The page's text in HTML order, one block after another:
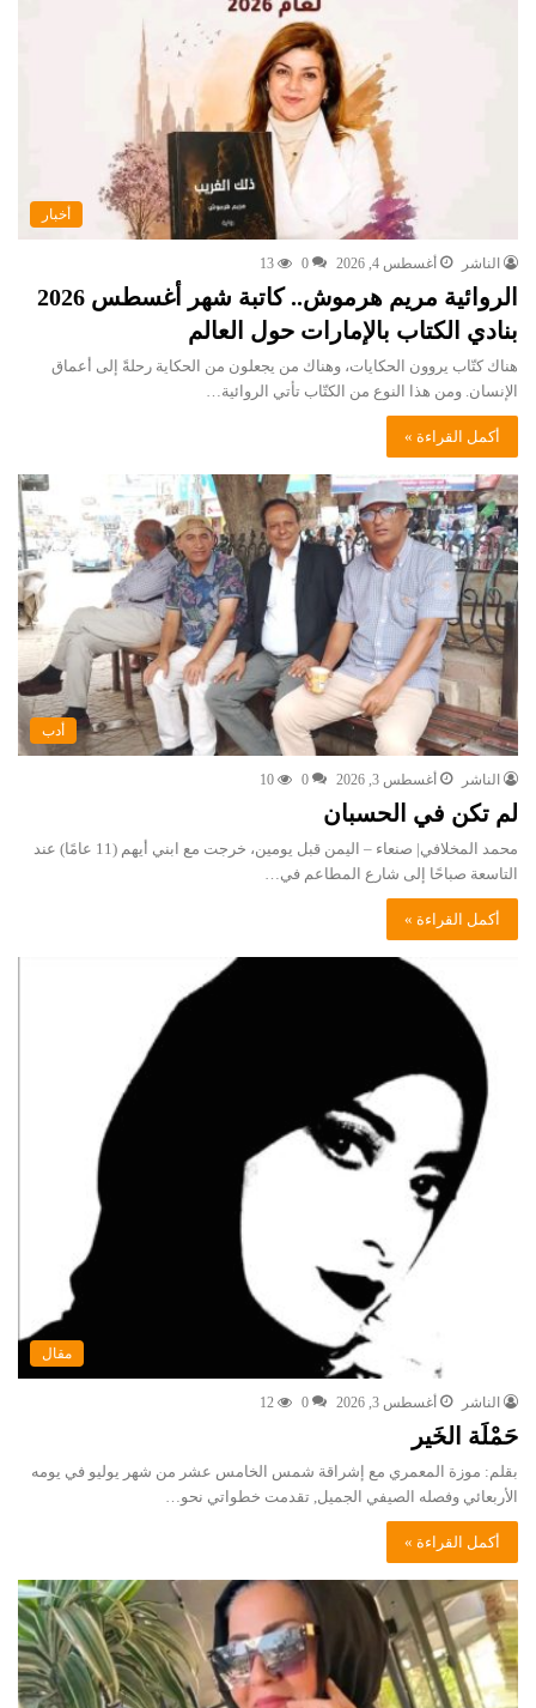
أخبار
الناشر أغسطس 4, 2026 0
13
الروائية مريم هرموش.. كاتبة شهر أغسطس 2026
بنادي الكتاب بالإمارات حول العالم
هناك كتّاب يروون الحكايات، وهناك من يجعلون من الحكاية رحلةً إلى أعماق
الإنسان. ومن هذا النوع من الكتّاب تأتي الروائية…
أكمل القراءة »
أدب
الناشر أغسطس 3, 2026 0
10
لم تكن في الحسبان
محمد المخلافي| صنعاء – اليمن قبل يومين، خرجت مع ابني أيهم (11 عامًا) عند
التاسعة صباحًا إلى شارع المطاعم في…
أكمل القراءة »
مقال
الناشر أغسطس 3, 2026 0
12
حَمْلَة الخَير
بقلم: موزة المعمري مع إشراقة شمس الخامس عشر من شهر يوليو في يومه
الأربعائي وفصله الصيفي الجميل, تقدمت خطواتي نحو…
أكمل القراءة »